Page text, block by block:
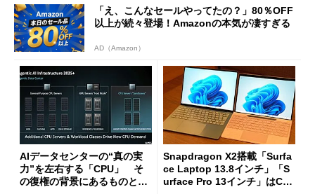
「え、こんなセールやってたの？」80％OFF
以上が続々登場！Amazonの本気が凄すぎる
AD（Amazon）
AIデータセンターの“真の実
力”を左右する「CPU」 そ
の復権の背景にあるものと
Snapdragon X2搭載「Surfa
ce Laptop 13.8インチ」「S
urface Pro 13インチ」はCop